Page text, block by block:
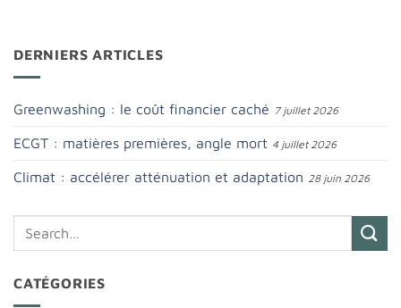
DERNIERS ARTICLES
Greenwashing : le coût financier caché 7 juillet 2026
ECGT : matières premières, angle mort 4 juillet 2026
Climat : accélérer atténuation et adaptation 28 juin 2026
CATÉGORIES